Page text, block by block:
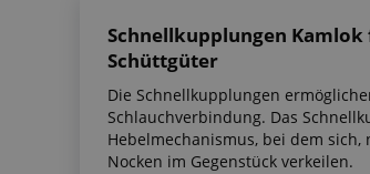
Schnellkupplungen
Schüttgüter
Die Schnellkupplungen
Schlauchverbindung. Das
Hebelmechanismus, bei dem
Nocken im Gegenstück verkeilen.